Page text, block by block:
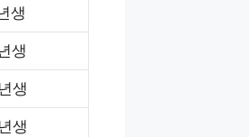
생
생
생
생